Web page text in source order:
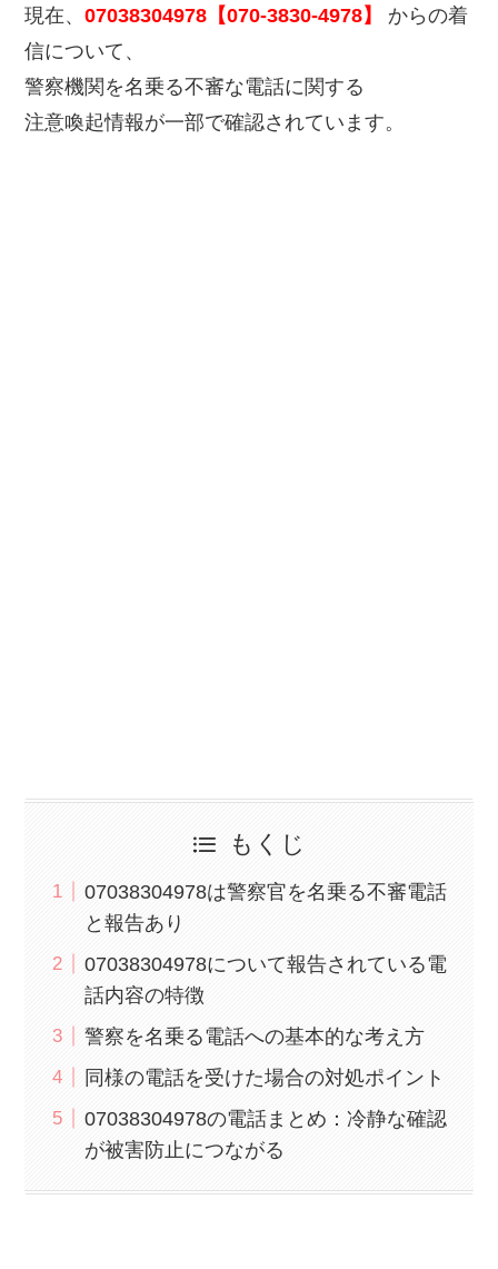
現在、07038304978【070-3830-4978】
からの着
信について、
警察機関を名乗る不審な電話に関する
注意喚起情報が一部で確認されています。
もくじ
07038304978は警察官を名乗る不審電話
と報告あり
07038304978について報告されている電
話内容の特徴
警察を名乗る電話への基本的な考え方
同様の電話を受けた場合の対処ポイント
07038304978の電話まとめ：冷静な確認
が被害防止につながる